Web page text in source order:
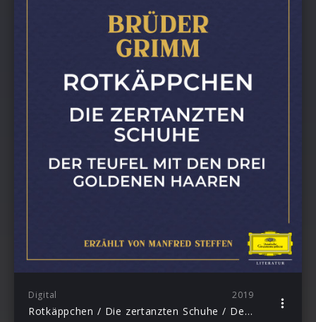
Digital 2019
Rotkäppchen / Die zertanzten Schuhe / Der Teufel mit den drei goldenen Haaren